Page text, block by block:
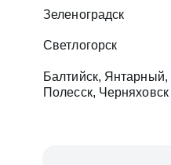
Расчёт
Зеленоградск
Светлогорск
Балтийск, Янтарный,
Полесск, Черняховск